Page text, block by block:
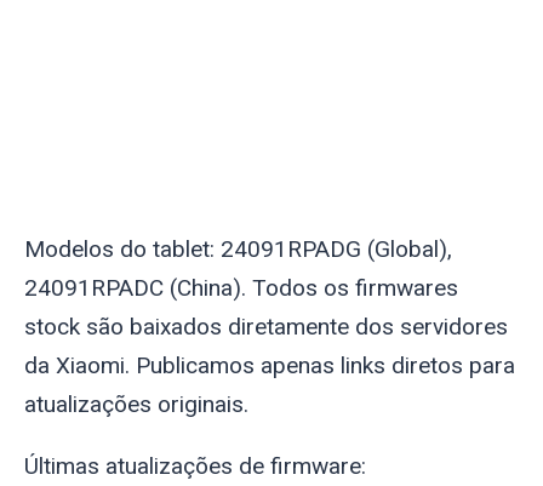
Modelos do tablet: 24091RPADG (Global),
24091RPADC (China). Todos os firmwares
stock são baixados diretamente dos servidores
da Xiaomi. Publicamos apenas links diretos para
atualizações originais.
Últimas atualizações de firmware: